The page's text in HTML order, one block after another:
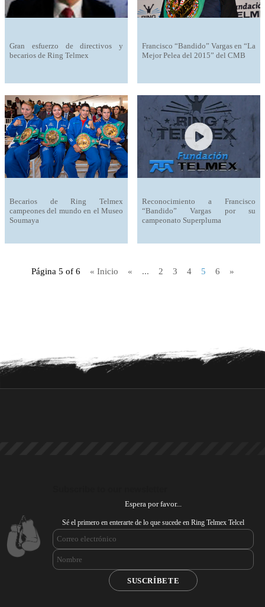
Gran esfuerzo de directivos y
becarios de Ring Telmex
Francisco “Bandido” Vargas en “La
Mejor Pelea del 2015” del CMB
Becarios de Ring Telmex
campeones del mundo en el Museo
Soumaya
Reconocimiento a Francisco
“Bandido” Vargas por su
campeonato Superpluma
Página 5 of 6 « Inicio « ... 2 3 4 5 6 »
Espera por favor...
Sé el primero en enterarte de lo que sucede en Ring Telmex Telcel